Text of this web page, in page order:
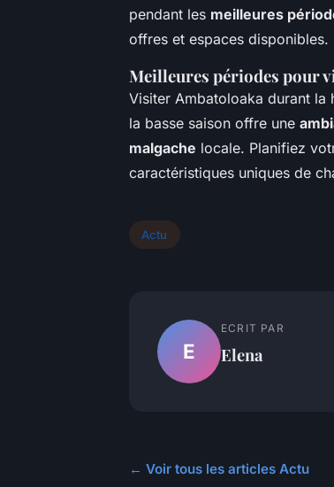
pendant les meilleures
offres et espaces disponibles.
Meilleures périodes pour
Visiter Ambatoloaka durant la
la basse saison offre une
malgache locale. Planifiez
caractéristiques uniques de
Actu
E
ECRIT PAR
Elena
← Voir tous les articles Actu